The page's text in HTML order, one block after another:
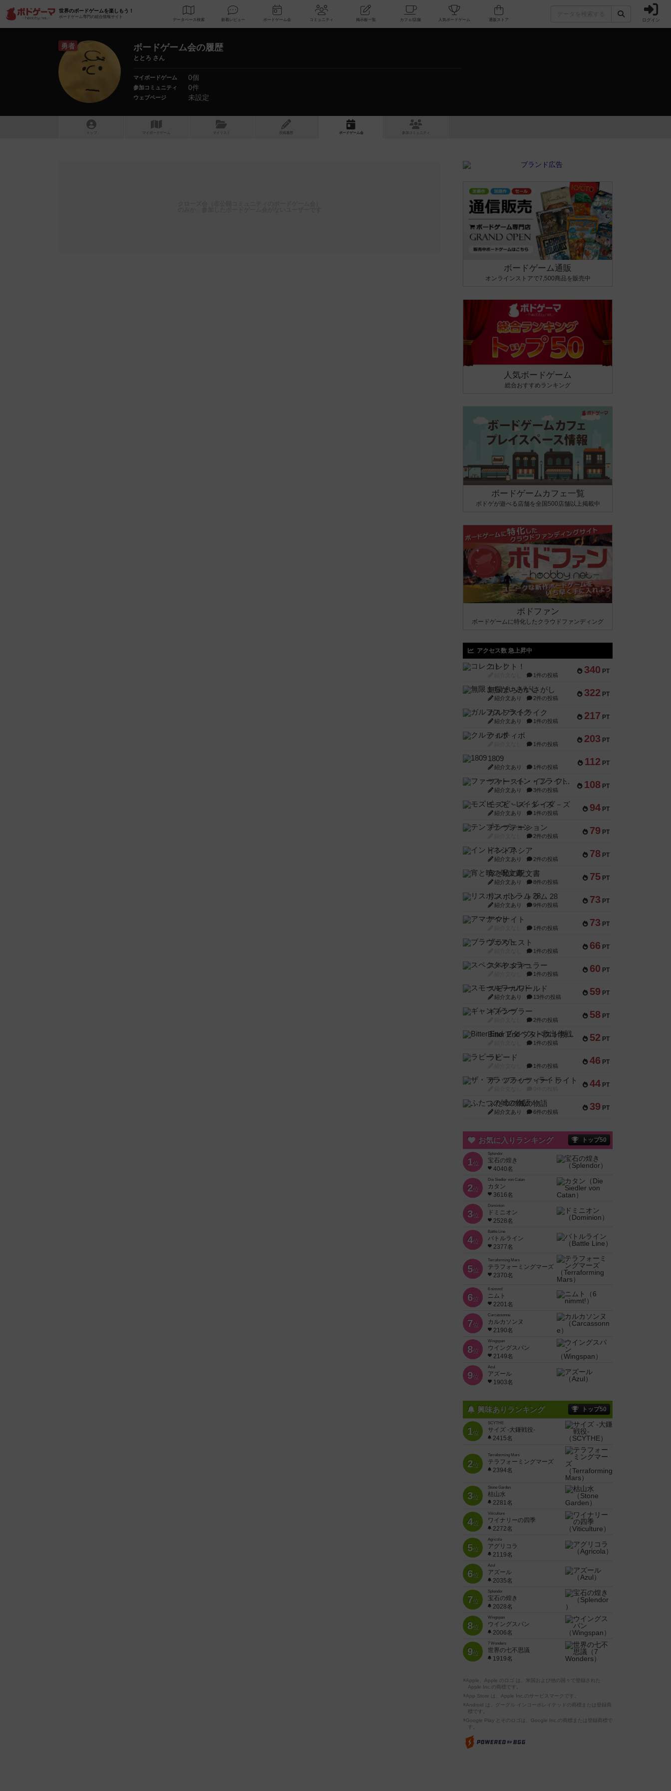
世界のボードゲームを楽しもう！
ボードゲーム専門の総合情報サイト
データベース 検索 新着レビュー ボードゲーム会 コミュニティ 掲示板一覧 カフェ/店舗 人気ボードゲーム ログイン
勇者 ボードゲーム会の履歴
ととろ さん
マイボードゲーム 0個
参加コミュニティ 0件
ウェブページ 未設定
トップ マイボードゲーム マイリスト 投稿履歴 ボ ードゲーム会 コミュニティ
ボードゲーム通販
オンラインストアで7,500商品を販売中
人気ボードゲーム
総合おすすめランキング
ボードゲームカフェ一覧
ボドゲが遊べる店舗を全国500店舗以上掲載中
ボドファン
ボードゲームに特化したクラウドファンディング
アクセス数 急上昇中
340 PT
コレクト！
1件の投稿
322 PT
無限まちがいさがし
紹介文あり 2件の投稿
217 PT
ガルフストライク
紹介文あり 1件の投稿
203 PT
クルティボ
1件の投稿
112 PT
1809
紹介文あり 1件の投稿
108 PT
ファースト・イン・フライト
紹介文あり 3件の投稿
94 PT
モズビ－ズ・レイダ－ズ
紹介文あり 1件の投稿
79 PT
テンプテーション
2件の投稿
78 PT
インドネシア
紹介文あり 2件の投稿
75 PT
宵と暁の呪文書
紹介文あり 8件の投稿
73 PT
リスボン・トラム 28
紹介文あり 9件の投稿
73 PT
アマナイト
1件の投稿
66 PT
ブラヴェスト
1件の投稿
60 PT
スペクタキュラー
1件の投稿
59 PT
スモールワールド
紹介文あり 13件の投稿
58 PT
ギャンブラー
2件の投稿
52 PT
Bitter End ブタペスト救出作戦
1件の投稿
46 PT
ラピード
1件の投稿
44 PT
ザ・フラッフィー・ライト
39 PT
ふたつの城の物語
紹介文あり 6件の投稿
お気に入りランキング トップ50
1位
Splendor
宝石の煌き
4040名
2位
Die Siedler von Catan
カタン
3616名
3位
Dominion
ドミニオン
2528名
4位
Battle Line
バトルライン
2377名
5位
Terraforming Mars
テラフォーミングマーズ
2370名
6位
6 nimmt!
ニムト
2201名
7位
Carcassonne
カルカソンヌ
2190名
8位
Wingspan
ウイングスパン
2149名
9位
Azul
アズール
1903名
興味ありランキング トップ50
1位
SCYTHE
サイズ -大鎌戦役-
2415名
2位
Terraforming Mars
テラフォーミングマーズ
2394名
3位
Stone Garden
枯山水
2281名
4位
Viticulture
ワイナリーの四季
2272名
5位
Agricola
アグリコラ
2119名
6位
Azul
アズール
2035名
7位
Splendor
宝石の煌き
2028名
8位
Wingspan
ウイングスパン
2006名
9位
7 Wonders
世界の七不思議
1919名
※Apple、Apple のロゴ は、米国および他の国々で登録された
Apple Inc.の商標です。
※App Store は、Apple Inc.のサービスマークです。
※Android は、グーグル インコーポレイテッドの商標または登録商
標です。
※Google Play とそのロゴは、Google Inc.の商標または登録商標で
す。